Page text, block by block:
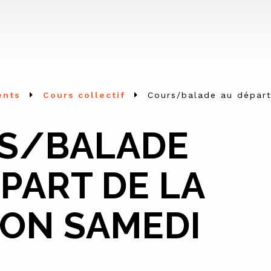
Cours collectif Cours/balade au
BALADE
DE LA
SAMEDI